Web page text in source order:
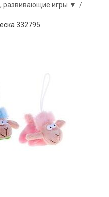
развивающие игры ▼ /
332795